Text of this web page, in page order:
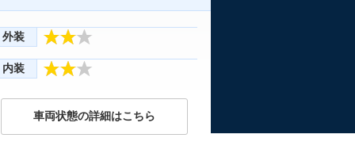
外装
内装
車両状態の詳細はこちら